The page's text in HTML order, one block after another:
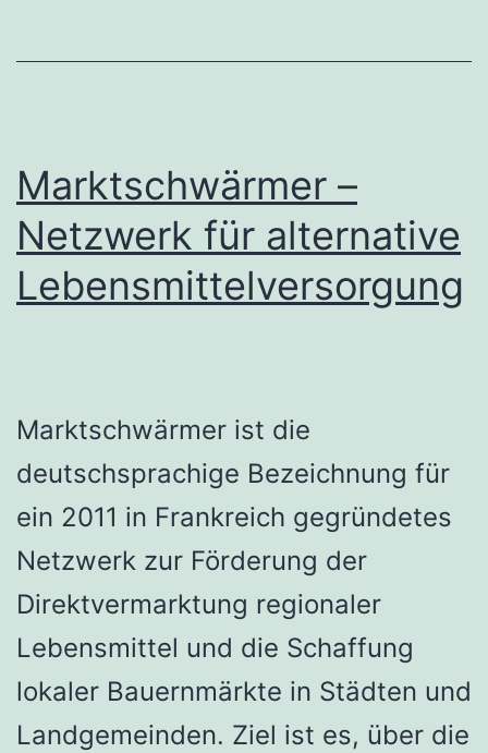
Marktschwärmer –
Netzwerk für alternative
Lebensmittelversorgung
Marktschwärmer ist die
deutschsprachige Bezeichnung für
ein 2011 in Frankreich gegründetes
Netzwerk zur Förderung der
Direktvermarktung regionaler
Lebensmittel und die Schaffung
lokaler Bauernmärkte in Städten und
Landgemeinden. Ziel ist es, über die